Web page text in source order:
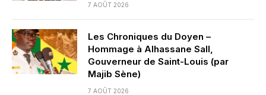
7 AOÛT 2026
Les Chroniques du Doyen –
Hommage à Alhassane Sall,
Gouverneur de Saint-Louis (par
Majib Sène)
7 AOÛT 2026